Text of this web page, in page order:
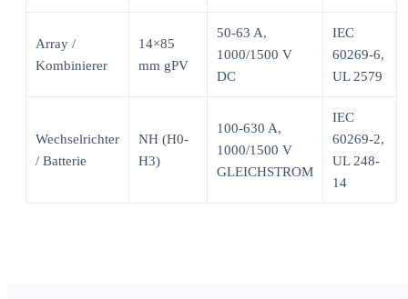
Array /
Kombinierer
14×85
mm gPV
50-63 A,
1000/1500 V
DC
IEC
60269-6,
UL 2579
Wechselrichter
/ Batterie
NH (H0-
H3)
100-630 A,
1000/1500 V
GLEICHSTROM
IEC
60269-2,
UL 248-
14